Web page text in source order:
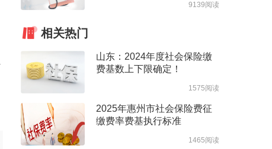
9139阅读
相关热门
山东：2024年度社会保险缴
费基数上下限确定！
1575阅读
2025年惠州市社会保险费征
缴费率费基执行标准
1465阅读